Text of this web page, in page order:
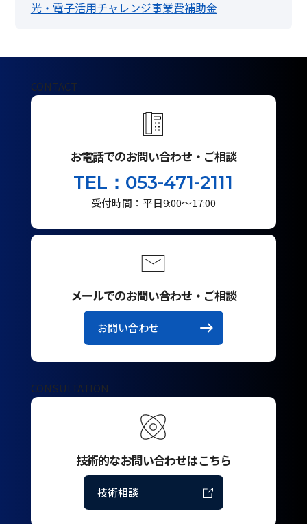
光・電子活用チャレンジ事業費補助金
CONTACT
お電話でのお問い合わせ・ご相談
TEL：053-471-2111
受付時間：平日9:00～17:00
メールでのお問い合わせ・ご相談
お問い合わせ
CONSULTATION
技術的なお問い合わせはこちら
技術相談